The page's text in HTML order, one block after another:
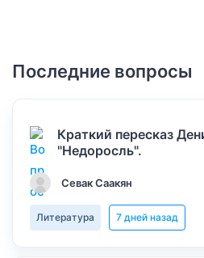
Последние вопросы
Краткий пересказ
"Недоросль".
Севак Саакян
Литература 7 дней назад